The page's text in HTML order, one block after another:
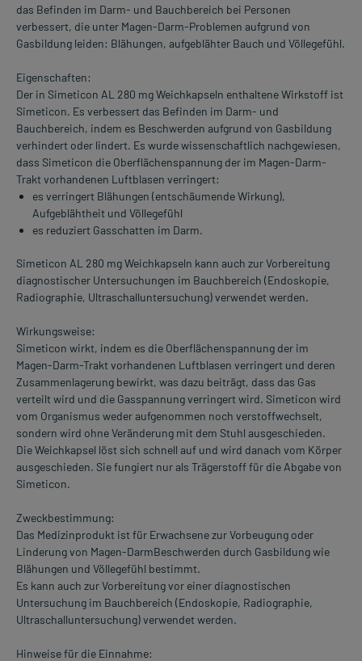
das Befinden im Darm- und Bauchbereich bei Personen
verbessert, die unter Magen-Darm-Problemen aufgrund von
Gasbildung leiden: Blähungen, aufgeblähter Bauch und Völlegefühl.
Eigenschaften:
Der in Simeticon AL 280 mg Weichkapseln enthaltene Wirkstoff ist
Simeticon. Es verbessert das Befinden im Darm- und
Bauchbereich, indem es Beschwerden aufgrund von Gasbildung
verhindert oder lindert. Es wurde wissenschaftlich nachgewiesen,
dass Simeticon die Oberflächenspannung der im Magen-Darm-
Trakt vorhandenen Luftblasen verringert:
es verringert Blähungen (entschäumende Wirkung),
Aufgeblähtheit und Völlegefühl
es reduziert Gasschatten im Darm.
Simeticon AL 280 mg Weichkapseln kann auch zur Vorbereitung
diagnostischer Untersuchungen im Bauchbereich (Endoskopie,
Radiographie, Ultraschalluntersuchung) verwendet werden.
Wirkungsweise:
Simeticon wirkt, indem es die Oberflächenspannung der im
Magen-Darm-Trakt vorhandenen Luftblasen verringert und deren
Zusammenlagerung bewirkt, was dazu beiträgt, dass das Gas
verteilt wird und die Gasspannung verringert wird. Simeticon wird
vom Organismus weder aufgenommen noch verstoffwechselt,
sondern wird ohne Veränderung mit dem Stuhl ausgeschieden.
Die Weichkapsel löst sich schnell auf und wird danach vom Körper
ausgeschieden. Sie fungiert nur als Trägerstoff für die Abgabe von
Simeticon.
Zweckbestimmung:
Das Medizinprodukt ist für Erwachsene zur Vorbeugung oder
Linderung von Magen-DarmBeschwerden durch Gasbildung wie
Blähungen und Völlegefühl bestimmt.
Es kann auch zur Vorbereitung vor einer diagnostischen
Untersuchung im Bauchbereich (Endoskopie, Radiographie,
Ultraschalluntersuchung) verwendet werden.
Hinweise für die Einnahme: